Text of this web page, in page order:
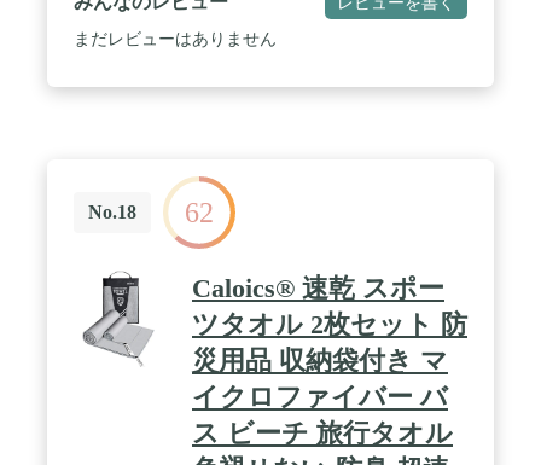
まだレビューはありません
No.18 62
Caloics® 速乾 スポー
ツタオル 2枚セット 防
災用品 収納袋付き マ
イクロファイバー バ
ス ビーチ 旅行タオル